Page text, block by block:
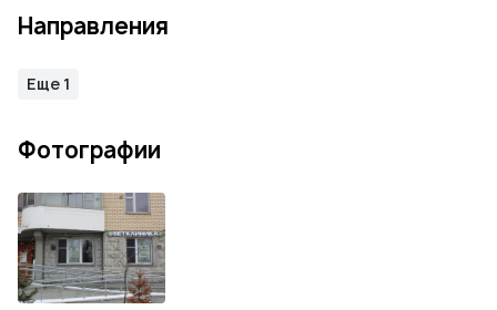
Направления
Еще 1
Фотографии